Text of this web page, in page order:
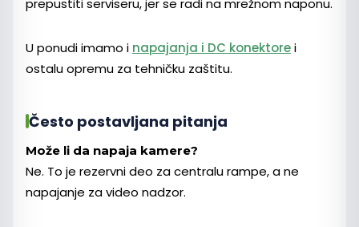
U ponudi imamo i napajanja i DC konektorei
ostalu opremu za tehničku zaštitu.
Često postavljana pitanja
Može li da napaja kamere?
Ne. To je rezervni deo za centralu rampe, a ne
napajanje za video nadzor.